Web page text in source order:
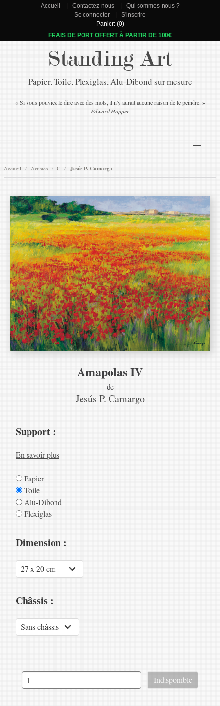
Accueil Contactez-nous
Qui sommes-nous ?
Se connecter
S'inscrire
Panier: (0)
FRAIS DE PORT OFFERT À PARTIR DE 100€
Standing Art
Papier, Toile, Plexiglas, Alu-Dibond sur mesure
« Si vous pouviez le dire avec des mots, il n'y aurait aucune raison de le peindre. »
Edward Hopper
Accueil Artistes C Jesús P. Camargo
Amapolas IV
de
Jesús P. Camargo
Support :
En savoir plus
Papier
Toile
Alu-Dibond
Plexiglas
Dimension :
Châssis :